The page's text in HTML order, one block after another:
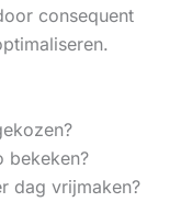
consequent
bekeken?
dag vrijmaken?